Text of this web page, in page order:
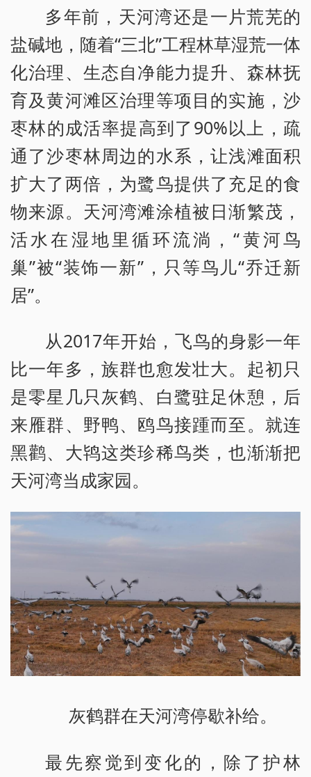
多年前，天河湾还是一片荒芜的
盐碱地，随着“三北”工程林草湿荒一体
化治理、生态自净能力提升、森林抚
育及黄河滩区治理等项目的实施，沙
枣林的成活率提高到了90%以上，疏
通了沙枣林周边的水系，让浅滩面积
扩大了两倍，为鹭鸟提供了充足的食
物来源。天河湾滩涂植被日渐繁茂，
活水在湿地里循环流淌，“黄河鸟
巢”被“装饰一新”，只等鸟儿“乔迁新
居”。
从2017年开始，飞鸟的身影一年
比一年多，族群也愈发壮大。起初只
是零星几只灰鹤、白鹭驻足休憩，后
来雁群、野鸭、鸥鸟接踵而至。就连
黑鹳、大鸨这类珍稀鸟类，也渐渐把
天河湾当成家园。
灰鹤群在天河湾停歇补给。
最先察觉到变化的，除了护林